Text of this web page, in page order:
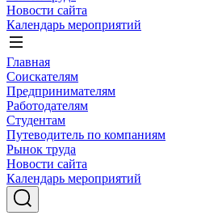
Новости сайта
Календарь мероприятий
Главная
Соискателям
Предпринимателям
Работодателям
Студентам
Путеводитель по компаниям
Рынок труда
Новости сайта
Календарь мероприятий